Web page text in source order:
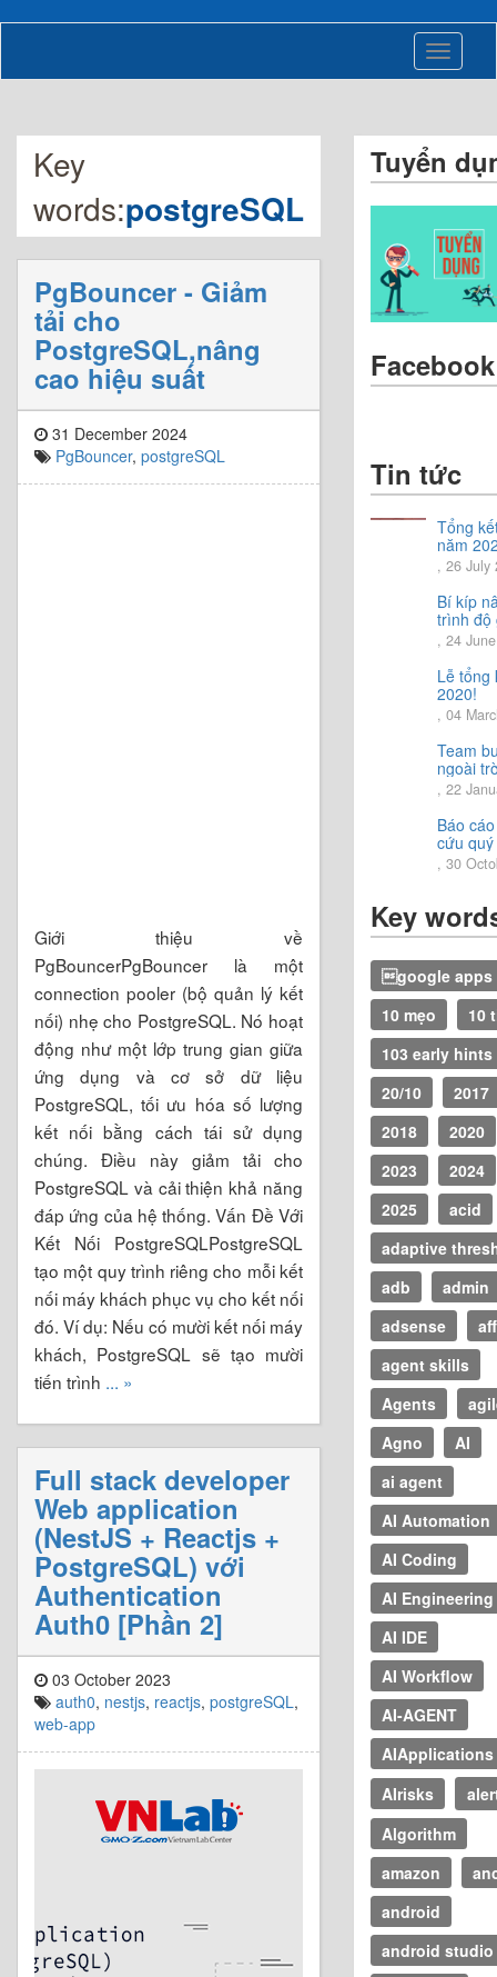
Toggle
Key
words:postgreSQL
PgBouncer - Giảm
tải cho
PostgreSQL,nâng
cao hiệu suất
31 December 2024
PgBouncer, postgreSQL
Giới thiệu về
PgBouncerPgBouncer là một
connection pooler (bộ quản lý kết
nối) nhẹ cho PostgreSQL. Nó hoạt
động như một lớp trung gian giữa
ứng dụng và cơ sở dữ liệu
PostgreSQL, tối ưu hóa số lượng
kết nối bằng cách tái sử dụng
chúng. Điều này giảm tải cho
PostgreSQL và cải thiện khả năng
đáp ứng của hệ thống. Vấn Đề Với
Kết Nối PostgreSQLPostgreSQL
tạo một quy trình riêng cho mỗi kết
nối máy khách phục vụ cho kết nối
đó. Ví dụ: Nếu có mười kết nối máy
khách, PostgreSQL sẽ tạo mười
tiến trình ... »
Full stack developer
Web application
(NestJS + Reactjs +
PostgreSQL) với
Authentication
Auth0 [Phần 2]
03 October 2023
auth0, nestjs, reactjs, postgreSQL,
web-app
Tuyển
Facebook
Tin tức
Tổng
năm
Chia
hướng
năm
, 26 July
Bí kíp
trình độ
tiếng
, 24
Lễ tổng
2020!
, 04
Team
ngoài
trải
vời.
, 22
Báo
cứu
2020
, 30
Key
google apps
10 mẹo
10
103 early hints
20/10
2017
2018
2020
2023
2024
2025
acid
adaptive
adb
admin
adsense
aff
agent skills
Agents
Agno
AI
ai agent
AI Automation
AI Coding
AI Engineering
AI IDE
AI Workflow
AI-AGENT
AIApplications
AIrisks
Algorithm
amazon
android
android studio